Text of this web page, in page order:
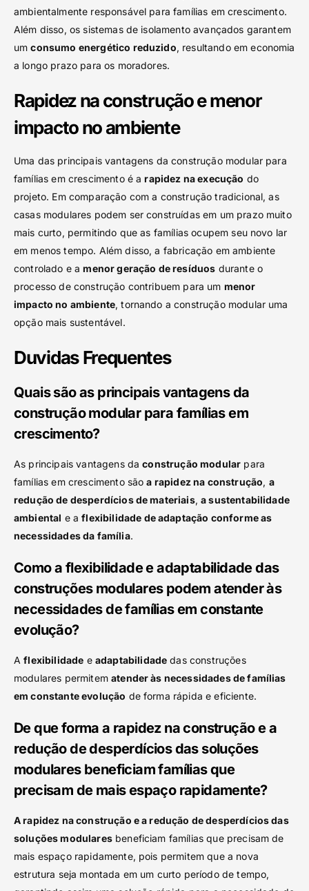
ambientalmente responsável para famílias em crescimento.
Além disso, os sistemas de isolamento avançados garantem
umconsumo energético reduzido, resultando em economia
a longo prazo para os moradores.
Rapidez na construção e menor
impacto no ambiente
Uma das principais vantagens da construção modular para
famílias em crescimento é arapidez na execução do
projeto. Em comparação com a construção tradicional, as
casas modulares podem ser construídas em um prazo muito
mais curto, permitindo que as famílias ocupem seu novo lar
em menos tempo. Além disso, a fabricação em ambiente
controlado e amenor geração de resíduos durante o
processo de construção contribuem para um menor
impacto no ambiente, tornando a construção modular uma
opção mais sustentável.
Duvidas Frequentes
Quais são as principais vantagens da
construção modular para famílias em
crescimento?
As principais vantagens daconstrução modular para
famílias em crescimento sãoa rapidez na construção, a
redução de desperdícios de materiais,a sustentabilidade
ambiental e aflexibilidade de adaptação conforme as
necessidades da família.
Como a flexibilidade e adaptabilidade das
construções modulares podem atender às
necessidades de famílias em constante
evolução?
Aflexibilidade e adaptabilidade das construções
modulares permitematender às necessidades de famílias
em constante evolução de forma rápida e eficiente.
De que forma a rapidez na construção e a
redução de desperdícios das soluções
modulares beneficiam famílias que
precisam de mais espaço rapidamente?
A rapidez na construção e a redução de desperdícios das
soluções modularesbeneficiam famílias que precisam de
mais espaço rapidamente, pois permitem que a nova
estrutura seja montada em um curto período de tempo,